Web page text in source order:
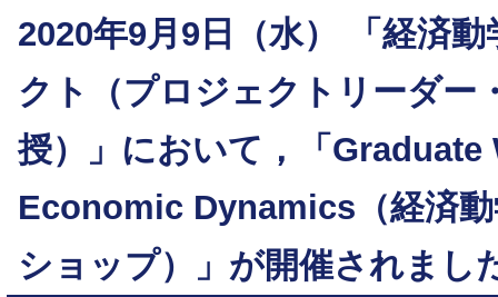
2020年9月9日（水） 「経済
クト（プロジェクトリーダー
授）」において，「
Economic Dynamics（経済
ショップ）」が開催されまし